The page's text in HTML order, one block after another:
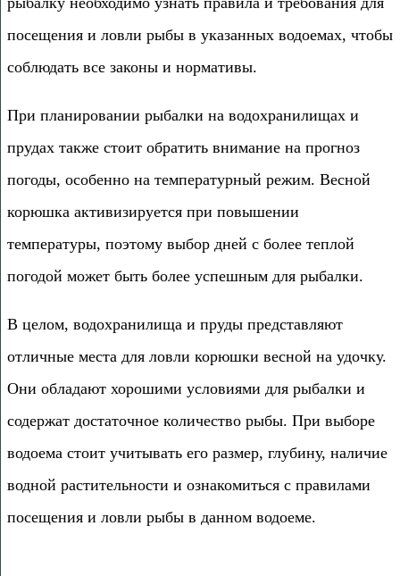
посещения и ловли рыбы в указанных водоемах, чтобы
соблюдать все законы и нормативы.
При планировании рыбалки на водохранилищах и
прудах также стоит обратить внимание на прогноз
погоды, особенно на температурный режим. Весной
корюшка активизируется при повышении
температуры, поэтому выбор дней с более теплой
погодой может быть более успешным для рыбалки.
В целом, водохранилища и пруды представляют
отличные места для ловли корюшки весной на удочку.
Они обладают хорошими условиями для рыбалки и
содержат достаточное количество рыбы. При выборе
водоема стоит учитывать его размер, глубину, наличие
водной растительности и ознакомиться с правилами
посещения и ловли рыбы в данном водоеме.